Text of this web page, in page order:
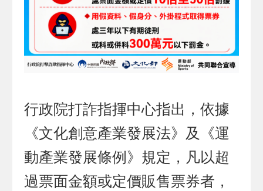
行政院打詐指揮中心指出，依據
《文化創意產業發展法》及《運
動產業發展條例》規定，凡以超
過票面金額或定價販售票券者，